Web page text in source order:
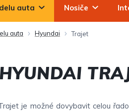
auta Nosiče
auta Hyundai Trajet
je možné dovybavit celou